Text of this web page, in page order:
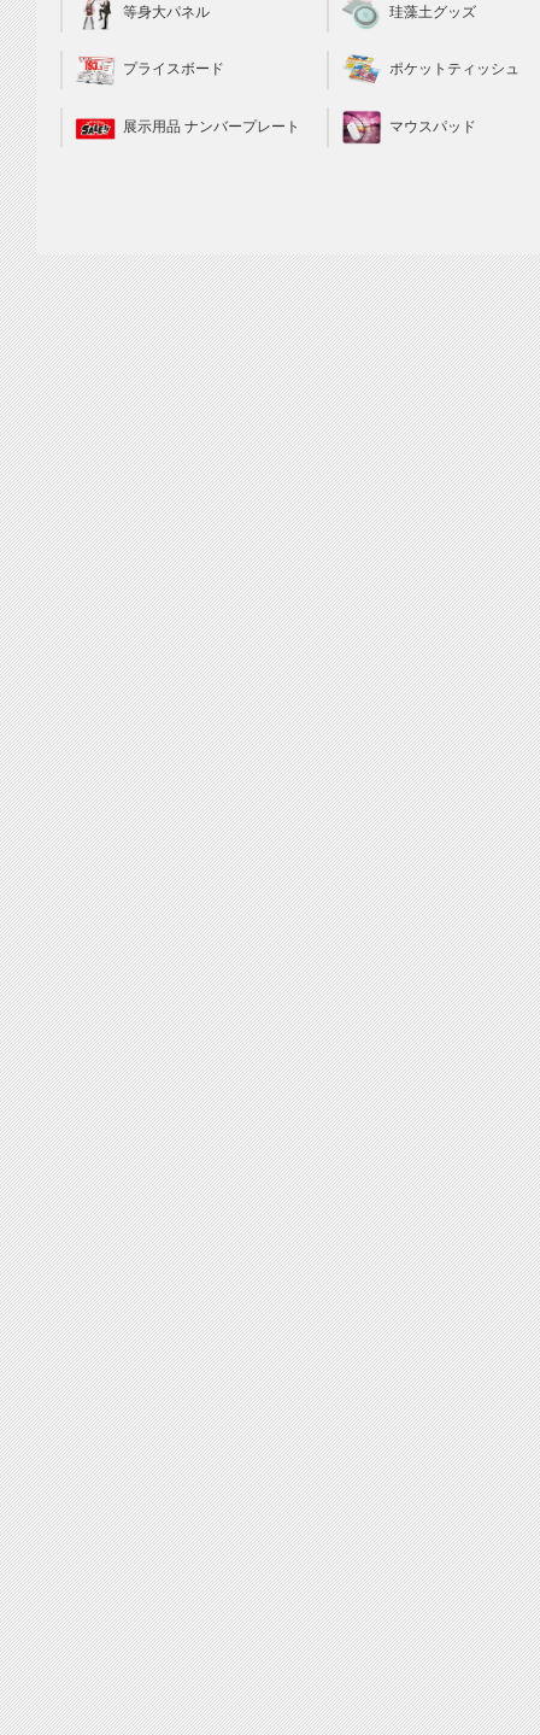
等身大パネル
プライスボード
展示用品 ナンバープレート
珪藻土グッズ
ポケットティッシュ
マウスパッド